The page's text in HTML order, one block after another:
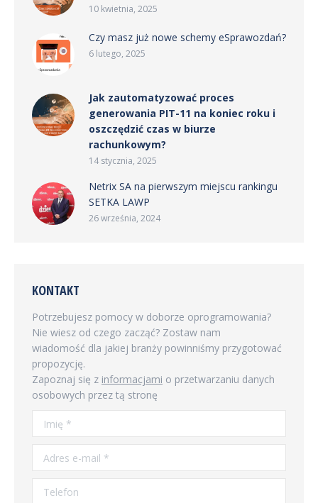
10 kwietnia, 2025
Czy masz już nowe schemy eSprawozdań?
6 lutego, 2025
Jak zautomatyzować proces
generowania PIT-11 na koniec roku i
oszczędzić czas w biurze
rachunkowym?
14 stycznia, 2025
Netrix SA na pierwszym miejscu rankingu
SETKA LAWP
26 września, 2024
KONTAKT
Potrzebujesz pomocy w doborze oprogramowania?
Nie wiesz od czego zacząć? Zostaw nam
wiadomość dla jakiej branży powinniśmy przygotować
propozycję.
Zapoznaj się z informacjami o przetwarzaniu danych
osobowych przez tą stronę
Imię *
Adres e-mail *
Telefon